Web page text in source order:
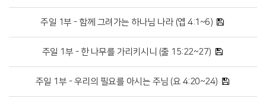
주일 1부 - 함께 그려가는 하나님 나라 (엡 4:1~6)
주일 1부 - 한 나무를 가리키시니 (출 15:22~27)
주일 1부 - 우리의 필요를 아시는 주님 (요 4:20~24)